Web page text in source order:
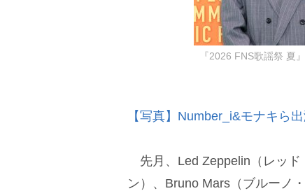
『2026 FNS歌謡祭 夏
【写真】Number_i&モナキら
先月、Led Zeppelin（レッド
ン）、Bruno Mars（ブルーノ